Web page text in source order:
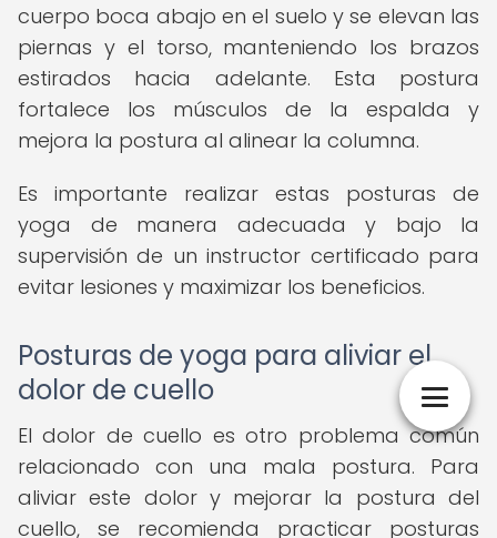
cuerpo boca abajo en el suelo y se elevan las
piernas y el torso, manteniendo los brazos
estirados hacia adelante. Esta postura
fortalece los músculos de la espalda y
mejora la postura al alinear la columna.
Es importante realizar estas posturas de
yoga de manera adecuada y bajo la
supervisión de un instructor certificado para
evitar lesiones y maximizar los beneficios.
Posturas de yoga para aliviar el
dolor de cuello
El dolor de cuello es otro problema común
relacionado con una mala postura. Para
aliviar este dolor y mejorar la postura del
cuello, se recomienda practicar posturas